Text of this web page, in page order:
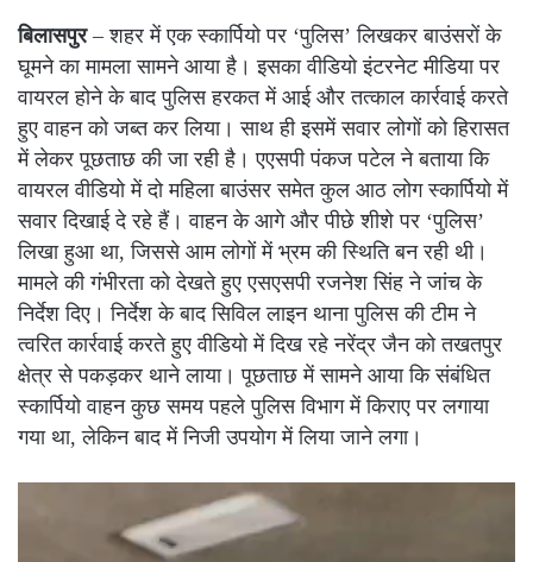
बिलासपुर– शहर में एक स्कार्पियो पर ‘पुलिस’ लिखकर बाउंसरों के
घूमने का मामला सामने आया है। इसका वीडियो इंटरनेट मीडिया पर
वायरल होने के बाद पुलिस हरकत में आई और तत्काल कार्रवाई करते
हुए वाहन को जब्त कर लिया। साथ ही इसमें सवार लोगों को हिरासत
में लेकर पूछताछ की जा रही है। एएसपी पंकज पटेल ने बताया कि
वायरल वीडियो में दो महिला बाउंसर समेत कुल आठ लोग स्कार्पियो में
सवार दिखाई दे रहे हैं। वाहन के आगे और पीछे शीशे पर ‘पुलिस’
लिखा हुआ था, जिससे आम लोगों में भ्रम की स्थिति बन रही थी।
मामले की गंभीरता को देखते हुए एसएसपी रजनेश सिंह ने जांच के
निर्देश दिए। निर्देश के बाद सिविल लाइन थाना पुलिस की टीम ने
त्वरित कार्रवाई करते हुए वीडियो में दिख रहे नरेंद्र जैन को तखतपुर
क्षेत्र से पकड़कर थाने लाया। पूछताछ में सामने आया कि संबंधित
स्कार्पियो वाहन कुछ समय पहले पुलिस विभाग में किराए पर लगाया
गया था, लेकिन बाद में निजी उपयोग में लिया जाने लगा।